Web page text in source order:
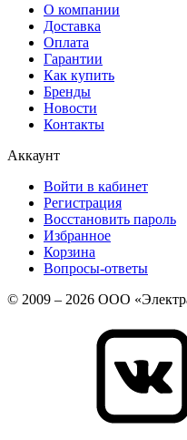
О компании
Доставка
Оплата
Гарантии
Как купить
Бренды
Новости
Контакты
Аккаунт
Войти в кабинет
Регистрация
Восстановить пароль
Избранное
Корзина
Вопросы-ответы
© 2009 – 2026 ООО